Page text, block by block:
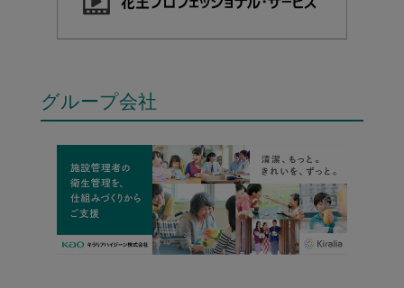
グループ会社